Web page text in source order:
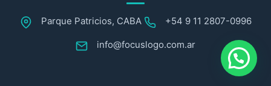
Parque Patricios, CABA +54 9 11 2807-0996
info@focuslogo.com.ar